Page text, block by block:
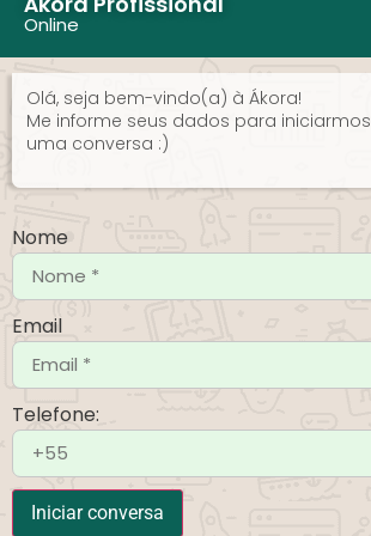
Online
Olá, seja bem-vindo(a) à Ákora!
Me informe seus dados para iniciarmos
uma conversa :)
Nome
Email
Telefone:
Iniciar conversa